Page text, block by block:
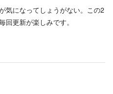
気になってしょうがない。この2
回更新が楽しみです。